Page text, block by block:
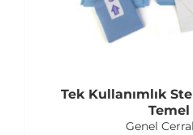
Tek Kullanımlık
Temel
Genel